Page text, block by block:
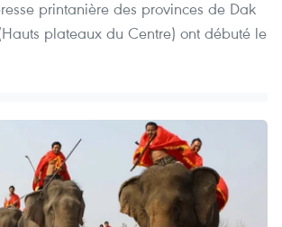
printanière des provinces de Dak
plateaux du Centre) ont débuté le